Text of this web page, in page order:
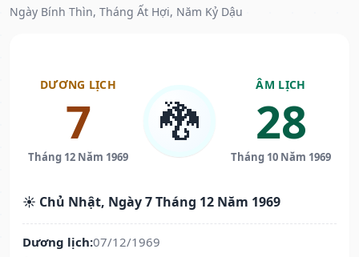
Ngày Bính Thìn, Tháng Ất Hợi, Năm Kỷ Dậu
DƯƠNG LỊCH
7
Tháng 12 Năm 1969
🐉
ÂM LỊCH
28
Tháng 10 Năm 1969
☀️ Chủ Nhật, Ngày 7 Tháng 12 Năm 1969
Dương lịch:07/12/1969